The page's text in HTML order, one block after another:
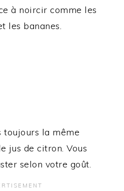
à noircir comme les
les bananes.
toujours la même
jus de citron. Vous
selon votre goût.